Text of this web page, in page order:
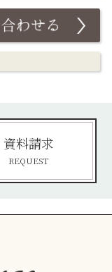
資料請求
REQUEST